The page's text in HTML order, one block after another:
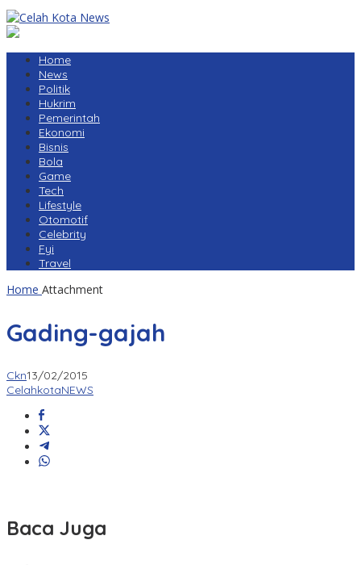
Home
News
Politik
Hukrim
Pemerintah
Ekonomi
Bisnis
Bola
Game
Tech
Lifestyle
Otomotif
Celebrity
Fyi
Travel
Home Attachment
Gading-gajah
Ckn13/02/2015
CelahkotaNEWS
Baca Juga